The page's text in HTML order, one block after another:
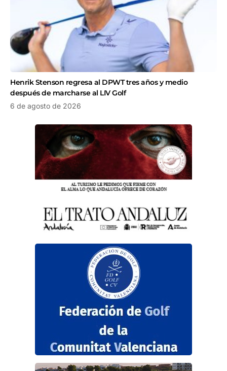
Henrik Stenson regresa al DPWT tres años y medio
después de marcharse al LIV Golf
6 de agosto de 2026